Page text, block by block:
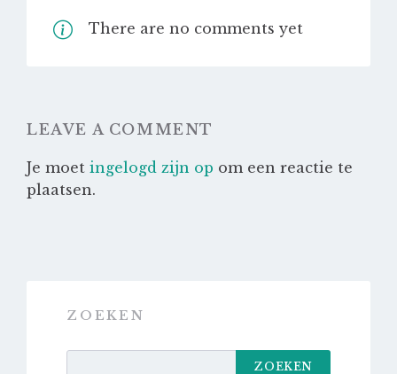
There are no comments yet
LEAVE A COMMENT
Je moet ingelogd zijn op om een reactie te
plaatsen.
ZOEKEN
ZOEKEN